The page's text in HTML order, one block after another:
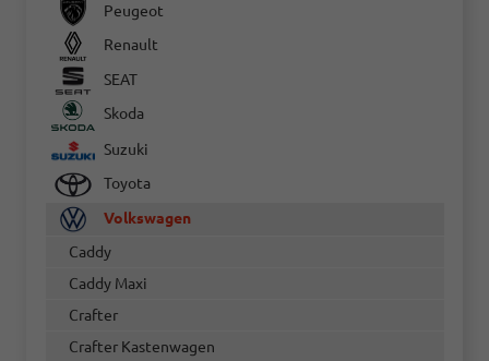
Peugeot
Renault
SEAT
Skoda
Suzuki
Toyota
Volkswagen
Caddy
Caddy Maxi
Crafter
Crafter Kastenwagen